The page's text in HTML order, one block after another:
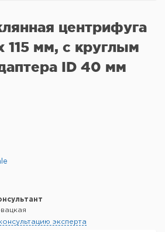
центрифуга
115 мм, с круглым
ID 40 мм
эксперта